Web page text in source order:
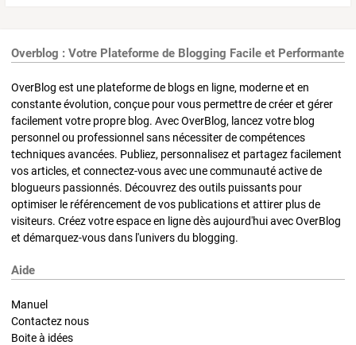
Overblog : Votre Plateforme de Blogging Facile et Performante
OverBlog est une plateforme de blogs en ligne, moderne et en
constante évolution, conçue pour vous permettre de créer et gérer
facilement votre propre blog. Avec OverBlog, lancez votre blog
personnel ou professionnel sans nécessiter de compétences
techniques avancées. Publiez, personnalisez et partagez facilement
vos articles, et connectez-vous avec une communauté active de
blogueurs passionnés. Découvrez des outils puissants pour
optimiser le référencement de vos publications et attirer plus de
visiteurs. Créez votre espace en ligne dès aujourd'hui avec OverBlog
et démarquez-vous dans l'univers du blogging.
Aide
Manuel
Contactez nous
Boite à idées